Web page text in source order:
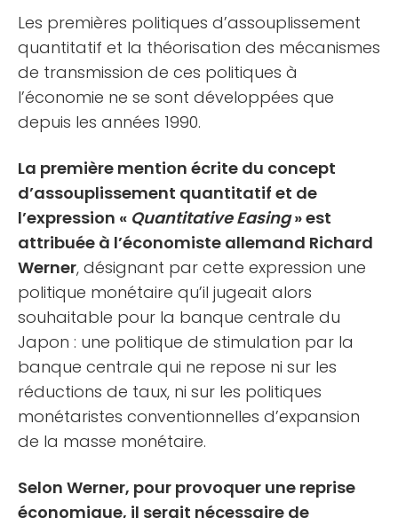
Les premières politiques d’assouplissement
quantitatif et la théorisation des mécanismes
de transmission de ces politiques à
l’économie ne se sont développées que
depuis les années 1990.
La première mention écrite du concept
d’assouplissement quantitatif et de
l’expression « Quantitative Easing» est
attribuée à l’économiste allemand Richard
Werner, désignant par cette expression une
politique monétaire qu’il jugeait alors
souhaitable pour la banque centrale du
Japon : une politique de stimulation par la
banque centrale qui ne repose ni sur les
réductions de taux, ni sur les politiques
monétaristes conventionnelles d’expansion
de la masse monétaire.
Selon Werner, pour provoquer une reprise
économique, il serait nécessaire de